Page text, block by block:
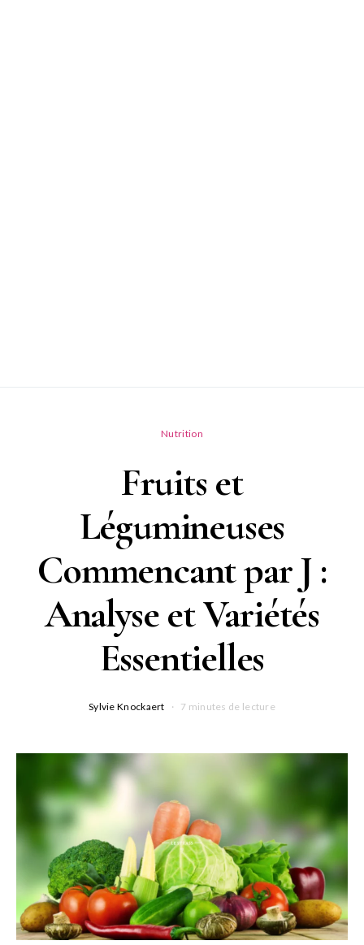
Nutrition
Fruits et
Légumineuses
Commencant par J :
Analyse et Variétés
Essentielles
Sylvie Knockaert 7 minutes de lecture